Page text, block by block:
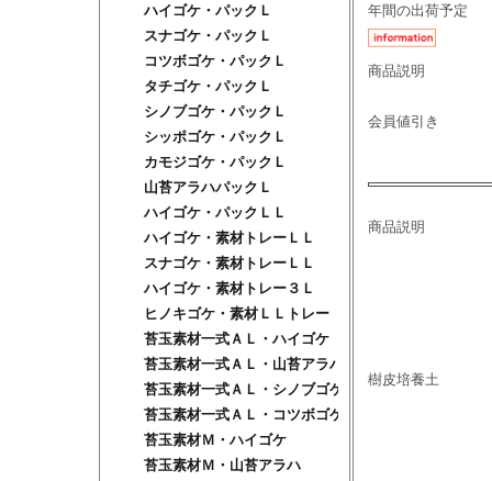
ハイゴケ・パックＬ
スナゴケ・パックＬ
コツボゴケ・パックＬ
タチゴケ・パックＬ
シノブゴケ・パックＬ
シッポゴケ・パックＬ
カモジゴケ・パックＬ
山苔アラハパックＬ
ハイゴケ・パックＬＬ
ハイゴケ・素材トレーＬＬ
スナゴケ・素材トレーＬＬ
ハイゴケ・素材トレー３Ｌ
ヒノキゴケ・素材ＬＬトレー
苔玉素材一式ＡＬ・ハイゴケ
苔玉素材一式ＡＬ・山苔アラハ
苔玉素材一式ＡＬ・シノブゴケ
苔玉素材一式ＡＬ・コツボゴケ
苔玉素材Ｍ・ハイゴケ
苔玉素材Ｍ・山苔アラハ
年間の出荷予定
商品説明
会員値引き
商品説明
樹皮培養土